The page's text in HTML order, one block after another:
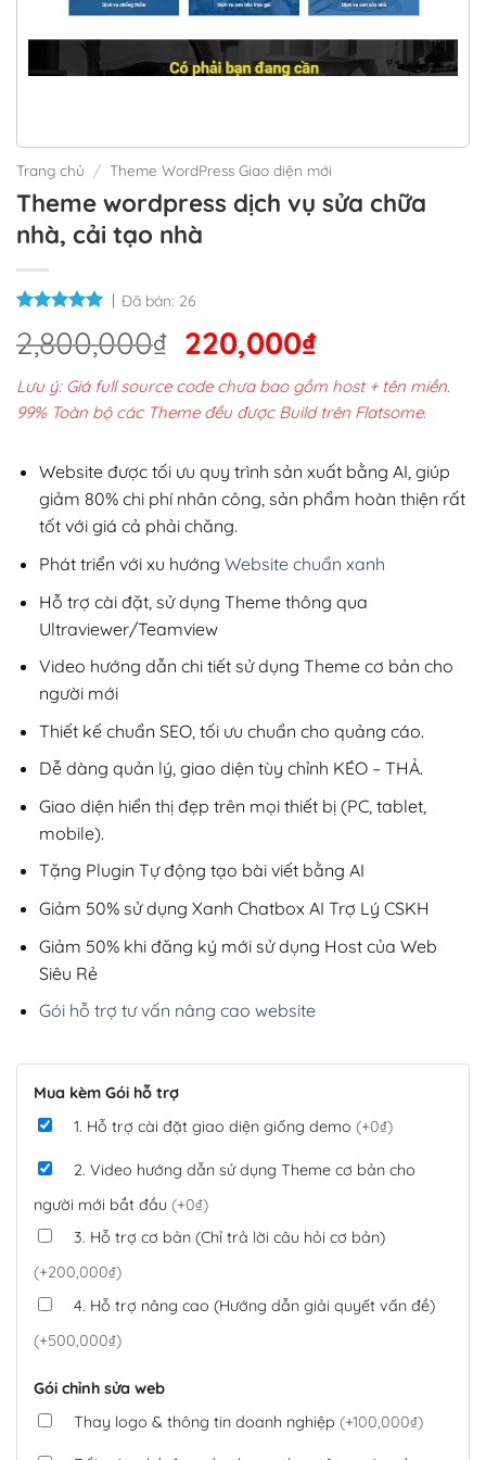
Trang chủ / Theme WordPress Giao diện mới
Theme wordpress dịch vụ sửa chữa
nhà, cải tạo nhà
Đã bán: 26
2,800,000₫ Giá
gốc
là:
2,800,000₫.
220,000₫Giá
hiện
tại
220,000₫.
Lưu ý: Giá full source code chưa bao gồm host + tên miền.
99% Toàn bộ các Theme đều được Build trên Flatsome.
Website được tối ưu quy trình sản xuất bằng AI, giúp
giảm 80% chi phí nhân công, sản phẩm hoàn thiện rất
tốt với giá cả phải chăng.
Phát triển với xu hướng Website chuẩn xanh
Hỗ trợ cài đặt, sử dụng Theme thông qua
Ultraviewer/Teamview
Video hướng dẫn chi tiết sử dụng Theme cơ bản cho
người mới
Thiết kế chuẩn SEO, tối ưu chuẩn cho quảng cáo.
Dễ dàng quản lý, giao diện tùy chỉnh KÉO – THẢ.
Giao diện hiển thị đẹp trên mọi thiết bị (PC, tablet,
mobile).
Tặng Plugin Tự động tạo bài viết bằng AI
Giảm 50% sử dụng Xanh Chatbox AI Trợ Lý CSKH
Giảm 50% khi đăng ký mới sử dụng Host của Web
Siêu Rẻ
Gói hỗ trợ tư vấn nâng cao website
Mua kèm Gói hỗ trợ
1. Hỗ trợ cài đặt giao diện giống demo (+0₫)
2. Video hướng dẫn sử dụng Theme cơ bản cho
người mới bắt đầu (+0₫)
3. Hỗ trợ cơ bản (Chỉ trả lời câu hỏi cơ bản)
(+200,000₫)
4. Hỗ trợ nâng cao (Hướng dẫn giải quyết vấn đề)
(+500,000₫)
Gói chỉnh sửa web
Thay logo & thông tin doanh nghiệp (+100,000₫)